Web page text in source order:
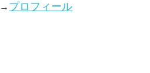
→ プロフィール